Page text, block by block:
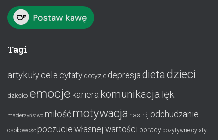
Tagi
artykułycele cytaty decyzje depresja dietadzieci
dziecko emocje kariera komunikacja lęk
macierzyństwo miłośćmotywacja nastrój odchudzanie
osobowość poczucie własnej wartości porady pozytywne cytaty